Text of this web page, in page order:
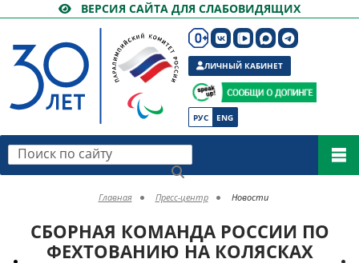
ВЕРСИЯ САЙТА ДЛЯ СЛАБОВИДЯЩИХ
РУС ENG
ЛИЧНЫЙ КАБИНЕТ
Поиск по сайту
Главная Пресс-центр Новости
СБОРНАЯ КОМАНДА РОССИИ ПО
ФЕХТОВАНИЮ НА КОЛЯСКАХ